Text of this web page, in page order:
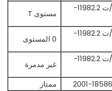
جيجابايت/ت 11982.2-
مستوى T
جيجابايت/ت 11982.2-
0 المستوى
جيجابايت/ت 11982.2-
غير مدمرة
ممتاز